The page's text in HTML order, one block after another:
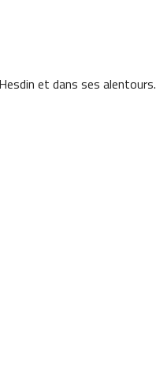
et dans ses alentours.